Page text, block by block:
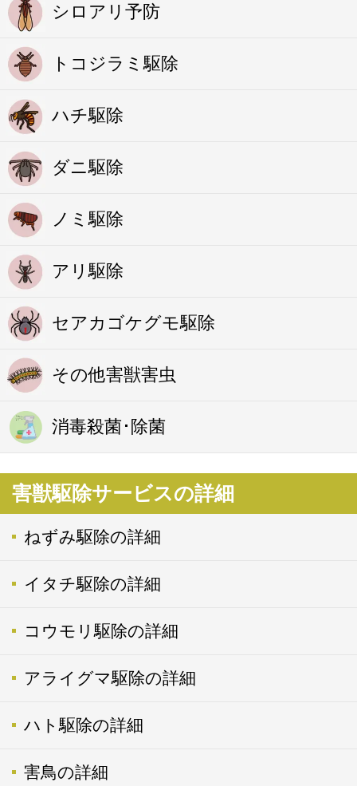
シロアリ予防
トコジラミ駆除
ハチ駆除
ダニ駆除
ノミ駆除
アリ駆除
セアカゴケグモ駆除
その他害獣害虫
消毒殺菌･除菌
害獣駆除サービスの詳細
ねずみ駆除の詳細
イタチ駆除の詳細
コウモリ駆除の詳細
アライグマ駆除の詳細
ハト駆除の詳細
害鳥の詳細